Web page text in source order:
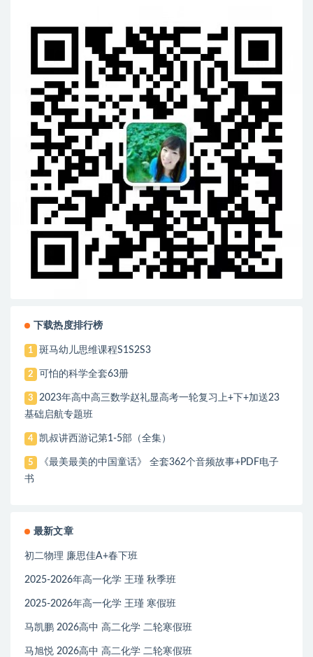
下载热度排行榜
1 斑马幼儿思维课程S1S2S3
2 可怕的科学全套63册
3
2023年高中高三数学赵礼显高考一轮复习上+下+加送23
基础启航专题班
4 凯叔讲西游记第1-5部（全集）
5
《最美最美的中国童话》 全套362个音频故事+PDF电子
书
最新文章
初二物理 廉思佳A+春下班
2025-2026年高一化学 王瑾 秋季班
2025-2026年高一化学 王瑾 寒假班
马凯鹏 2026高中 高二化学 二轮寒假班
马旭悦 2026高中 高二化学 二轮寒假班